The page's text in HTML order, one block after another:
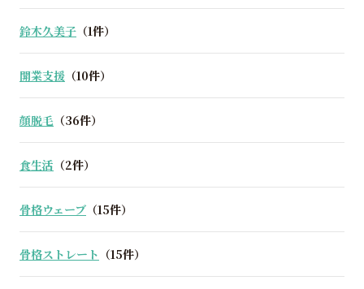
鈴木久美子 （1件）
開業支援 （10件）
顔脱毛 （36件）
食生活 （2件）
骨格ウェーブ （15件）
骨格ストレート （15件）